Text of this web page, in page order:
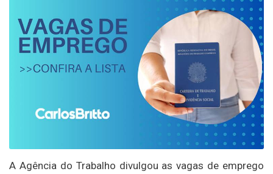
A Agência do Trabalho divulgou as vagas de emprego